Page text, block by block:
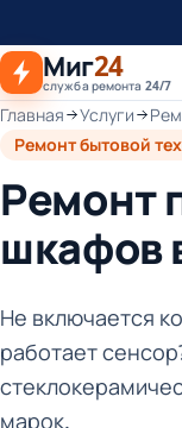
основному
контенту
Миг24
служба ремонта 24/7
Главная Услуги
Ремонт бытовой
Ремонт
шкафов
Не включается
работает
марок.